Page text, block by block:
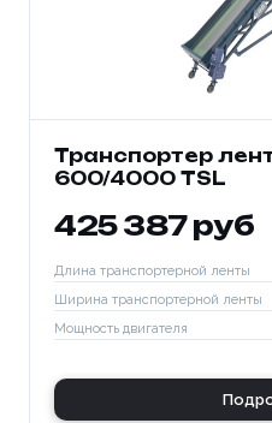
Транспортер
600/4000 TSL
425 387 руб
Длина транспортерной ленты
Ширина транспортерной ленты
Мощность двигателя